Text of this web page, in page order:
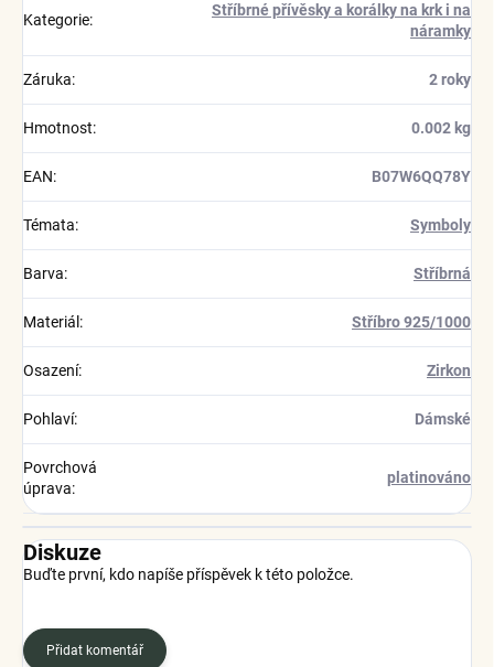
Kategorie:
Stříbrné přívěsky a korálky na krk i na
náramky
Záruka: 2 roky
Hmotnost: 0.002 kg
EAN: B07W6QQ78Y
Témata: Symboly
Barva: Stříbrná
Materiál : Stříbro 925/1000
Osazení: Zirkon
Pohlaví: Dámské
Povrchová
úprava:
platinováno
Diskuze
Buďte první, kdo napíše příspěvek k této položce.
Přidat komentář